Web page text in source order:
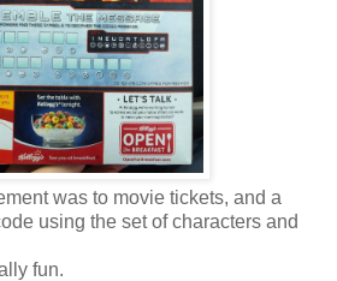
was to movie tickets, and a
using the set of characters and
fun.